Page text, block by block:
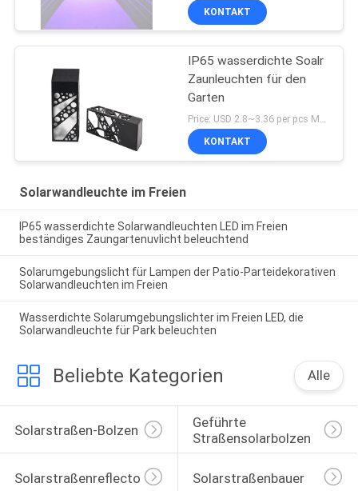
KONTAKT
IP65 wasserdichte Soalr
Zaunleuchten für den
Garten
Price: USD 2.8~3.36 per pcs MOQ:8 PCS
KONTAKT
Solarwandleuchte im Freien
IP65 wasserdichte Solarwandleuchten LED im Freien
beständiges Zaungartenuvlicht beleuchtend
Solarumgebungslicht für Lampen der Patio-Parteidekorativen
Solarwandleuchten im Freien
Wasserdichte Solarumgebungslichter im Freien LED, die
Solarwandleuchte für Park beleuchten
Beliebte Kategorien Alle
Solarstraßen-Bolzen
Geführte
Straßensolarbolzen
Solarstraßenreflectoren Solarstraßenbauer